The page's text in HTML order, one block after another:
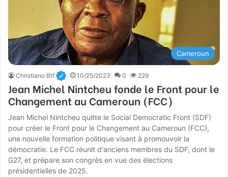
Cameroun
Christiano Btf 10/25/2023 0 229
Jean Michel Nintcheu fonde le Front pour le
Changement au Cameroun (FCC)
Jean Michel Nintcheu quitte le Social Democratic Front (SDF)
pour créer le Front pour le Changement au Cameroun (FCC),
une nouvelle formation politique visant à promouvoir la
démocratie. Le FCC réunit d'anciens membres du SDF, dont le
G27, et prépare son congrès en vue des élections
présidentielles de 2025.